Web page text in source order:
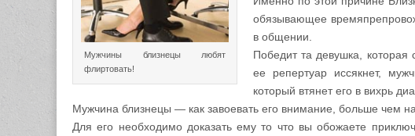
Мужчины близнецы любят
флиртовать!
обязывающее
в общении.
Победит та девушка,
ее репертуар иссякнет,
который втянет его в вихрь
Мужчина близнецы — как завоевать его внимание, больше чем
Для его необходимо доказать ему то что вы обожаете